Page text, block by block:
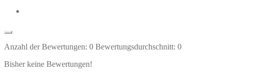
Anzahl der Bewertungen: 0 Bewertungsdurchschnitt: 0
Bisher keine Bewertungen!